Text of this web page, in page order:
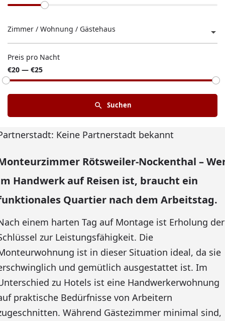
Zimmer / Wohnung / Gästehaus
Preis pro Nacht
€20 — €25
Suchen
Keine Partnerstadt bekannt
Rötsweiler-Nockenthal –
Handwerk auf Reisen ist, braucht ein
Quartier nach dem Arbeitstag.
einem harten Tag auf Montage ist Erholung der
zur Leistungsfähigkeit. Die
ist in dieser Situation ideal, da sie
und gemütlich ausgestattet ist. Im
zu Hotels ist eine Handwerkerwohnung
praktische Bedürfnisse von Arbeitern
Während Gästezimmer minimal sind,